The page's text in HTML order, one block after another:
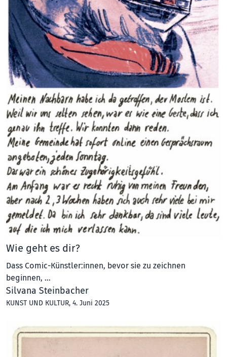
Wie geht es dir?
Dass Comic-Künstler:innen, bevor sie zu zeichnen
beginnen, ...
Silvana Steinbacher
KUNST UND KULTUR, 4. Juni 2025